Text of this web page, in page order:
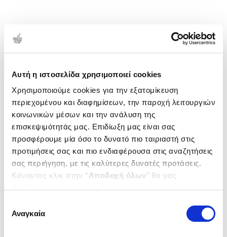
Αυτή η ιστοσελίδα χρησιμοποιεί cookies
Χρησιμοποιούμε cookies για την εξατομίκευση
περιεχομένου και διαφημίσεων, την παροχή λειτουργιών
κοινωνικών μέσων και την ανάλυση της
επισκεψιμότητάς μας. Επιδίωξη μας είναι σας
προσφέρουμε μία όσο το δυνατό πιο ταιριαστή στις
προτιμήσεις σας και πιο ενδιαφέρουσα στις αναζητήσεις
σας περιήγηση, με τις καλύτερες δυνατές προτάσεις.
Κάνοντας κλικ στην ‘’Αποδοχή όλων’’ θα μας
ενδιαφέρουν και να επιλέξετε από τα παρακάτω με την
΄΄και να ενημερωθείτε σχετικά με
συγκατάθεσης
Αναγκαία